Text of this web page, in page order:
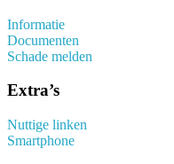
Informatie
Documenten
Schade melden
Extra’s
Nuttige linken
Smartphone